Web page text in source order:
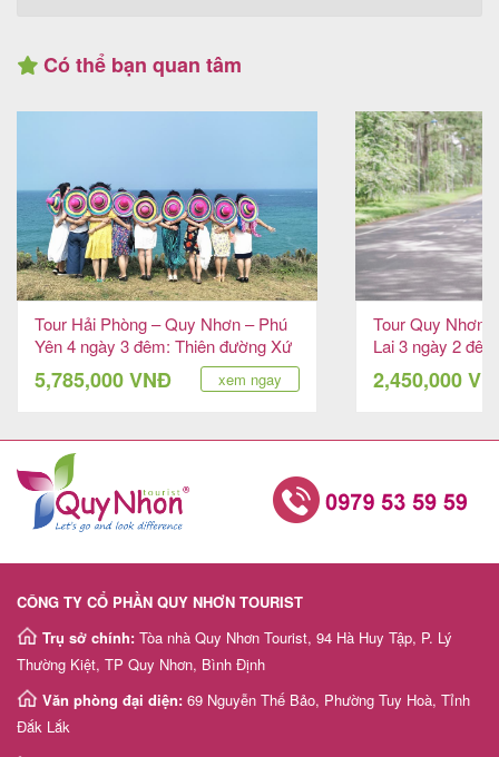
Có thể bạn quan tâm
Tour Hải Phòng – Quy Nhơn – Phú
Yên 4 ngày 3 đêm: Thiên đường Xứ
Nẫu
5,785,000 VNĐ xem ngay
Tour Quy Nhơn
Lai 3 ngày 2
ngàn
2,450,000
CÔNG TY CỔ PHẦN QUY NHƠN TOURIST
Trụ sở chính: Tòa nhà Quy Nhơn Tourist, 94 Hà Huy Tập, P. Lý
Thường Kiệt, TP Quy Nhơn, Bình Định
Văn phòng đại diện: 69 Nguyễn Thế Bảo, Phường Tuy Hoà, Tỉnh
Đắk Lắk